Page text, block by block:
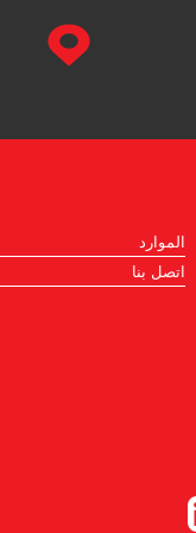
الموارد
اتصل بنا